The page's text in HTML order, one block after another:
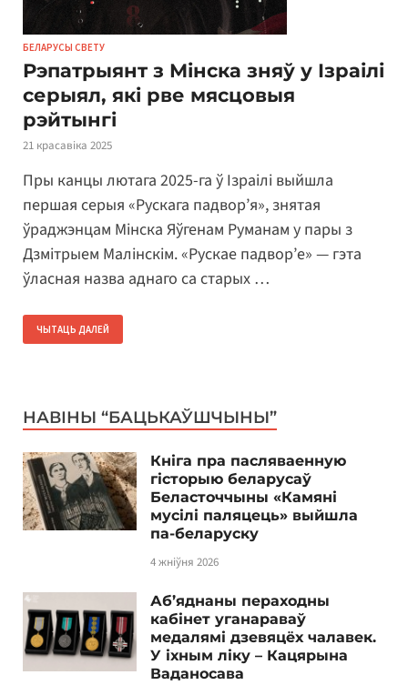
БЕЛАРУСЫ СВЕТУ
Рэпатрыянт з Мінска зняў у Ізраілі
серыял, які рве мясцовыя
рэйтынгі
21 красавіка 2025
Пры канцы лютага 2025-га ў Ізраілі выйшла
першая серыя «Рускага падвор’я», знятая
ўраджэнцам Мінска Яўгенам Руманам у пары з
Дзмітрыем Малінскім. «Рускае падвор’е» — гэта
ўласная назва аднаго са старых …
ЧЫТАЦЬ ДАЛЕЙ
НАВІНЫ “БАЦЬКАЎШЧЫНЫ”
Кніга пра пасляваенную
гісторыю беларусаў
Беласточчыны «Камяні
мусілі паляцець» выйшла
па-беларуску
4 жніўня 2026
Аб’яднаны пераходны
кабінет уганараваў
медалямі дзевяцёх чалавек.
У іхным ліку – Кацярына
Ваданосава